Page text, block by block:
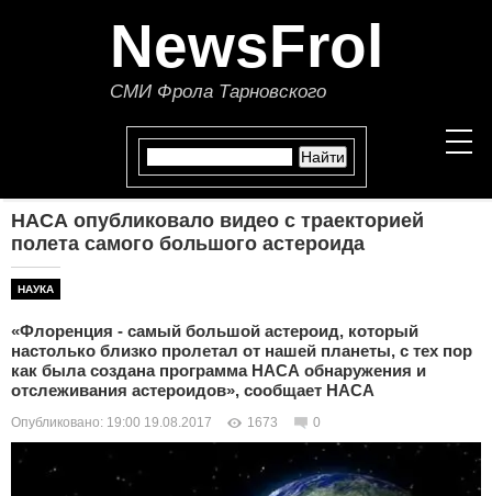
NewsFrol
СМИ Фрола Тарновского
НОВОСТИ
ПОЛИТИКА
ЭКОНОМИКА
ОБЩЕСТВО
НАСА опубликовало видео с траекторией
полета самого большого астероида
НАУКА
«Флоренция - самый большой астероид, который
настолько близко пролетал от нашей планеты, с тех пор
как была создана программа НАСА обнаружения и
отслеживания астероидов», сообщает НАСА
Опубликовано: 19:00 19.08.2017 1673 0